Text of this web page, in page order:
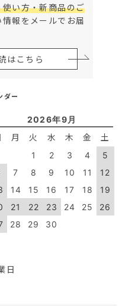
い方・新商品のご
報をメールでお届
はこちら
ダー
2026年9月
月 火 水 木 金 土
1 2 3 4
5
7 8 9 10 11
12
14 15 16 17 18
19
21 22 23 24 25
26
28 29 30
日